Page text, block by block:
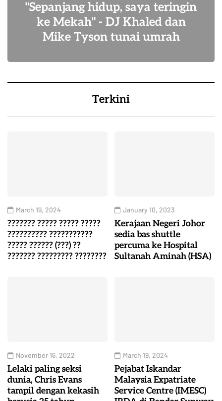
"Sepanjang hidup, saya teringin
ke Mekah" - DJ Khaled dan
Mike Tyson tunai umrah
Terkini
March 19, 2024
??????? ????? ????? ?????
?????????? ???????????
????? ?????? (???) ??
??????? ????????? ????????
January 10, 2023
Kerajaan Negeri Johor
sedia bas shuttle
percuma ke Hospital
Sultanah Aminah (HSA)
November 16, 2022
Lelaki paling seksi
dunia, Chris Evans
tampil dengan kekasih
March 19, 2024
Pejabat Iskandar
Malaysia Expatriate
Service Centre (IMESC)